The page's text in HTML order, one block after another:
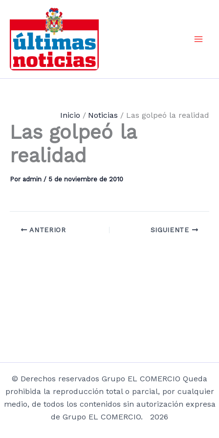
contenido
Inicio Noticias Las golpeó la realidad
Las golpeó la
realidad
Por admin / 5 de noviembre de 2010
ANTERIOR SIGUIENTE
© Derechos reservados Grupo EL COMERCIO Queda
prohibida la reproducción total o parcial, por cualquier
medio, de todos los contenidos sin autorización expresa
de Grupo EL COMERCIO. 2026